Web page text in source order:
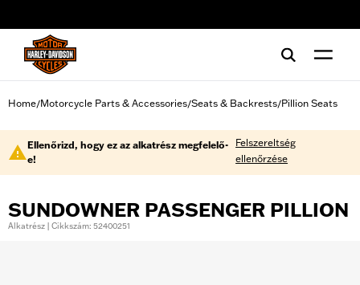
Home/Motorcycle Parts & Accessories/Seats & Backrests/Pillion Seats
Ellenőrizd, hogy ez az alkatrész megfelelő-
e!
Felszereltség
ellenőrzése
SUNDOWNER PASSENGER PILLION
Alkatrész | Cikkszám: 52400251